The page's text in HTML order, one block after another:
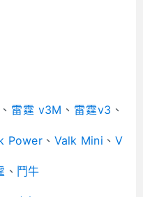
、 雷霆 v3M 、 雷霆v3 、
Power、 Valk Mini 、 V
、 鬥牛